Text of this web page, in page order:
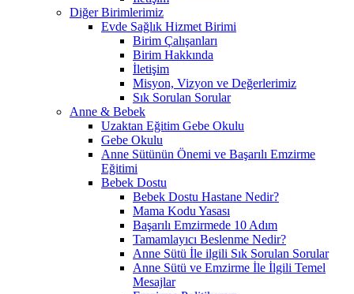
Diğer Birimlerimiz
Evde Sağlık Hizmet Birimi
Birim Çalışanları
Birim Hakkında
İletişim
Misyon, Vizyon ve Değerlerimiz
Sık Sorulan Sorular
Anne & Bebek
Uzaktan Eğitim Gebe Okulu
Gebe Okulu
Anne Sütünün Önemi ve Başarılı Emzirme
Eğitimi
Bebek Dostu
Bebek Dostu Hastane Nedir?
Mama Kodu Yasası
Başarılı Emzirmede 10 Adım
Tamamlayıcı Beslenme Nedir?
Anne Sütü İle ilgili Sık Sorulan Sorular
Anne Sütü ve Emzirme İle İlgili Temel
Mesajlar